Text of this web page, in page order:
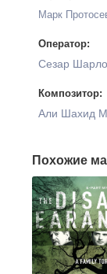
Марк
Оператор:
Сезар
Композитор:
Али Шахид
Похожие